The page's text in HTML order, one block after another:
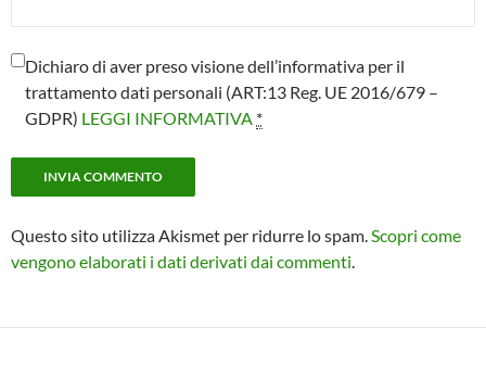
Dichiaro di aver preso visione dell’informativa per il
trattamento dati personali (ART:13 Reg. UE 2016/679 –
GDPR) LEGGI INFORMATIVA *
Questo sito utilizza Akismet per ridurre lo spam. Scopri come
vengono elaborati i dati derivati dai commenti